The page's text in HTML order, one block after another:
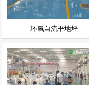
环氧自流平地坪
密封固化剂地坪
耐磨地坪